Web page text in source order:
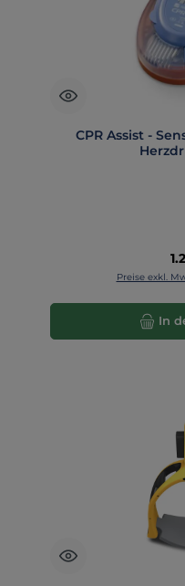
CPR Assist -
Preise exkl.
In